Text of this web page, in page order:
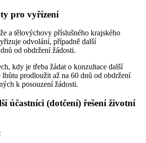
pro vyřízení
a tělovýchovy příslušného krajského
odvolání, případně další
od obdržení žádosti.
kdy je třeba žádat o konzultace další
prodloužit až na 60 dnů od obdržení
k posouzení žádosti.
účastníci (dotčení) řešení životní